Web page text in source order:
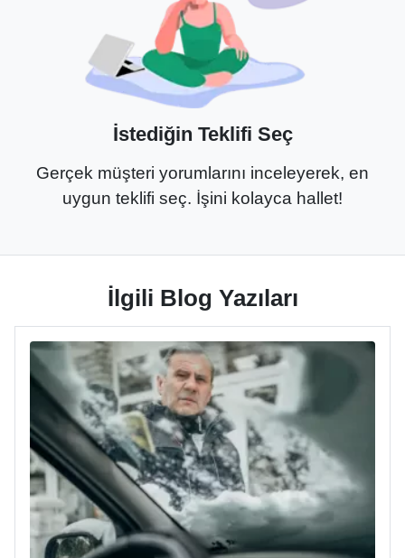
İstediğin Teklifi Seç
Gerçek müşteri yorumlarını inceleyerek, en
uygun teklifi seç. İşini kolayca hallet!
İlgili Blog Yazıları